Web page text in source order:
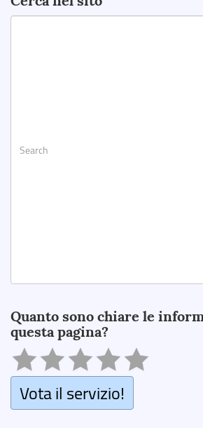
Quanto sono chiare le
questa pagina?
Vota il servizio!